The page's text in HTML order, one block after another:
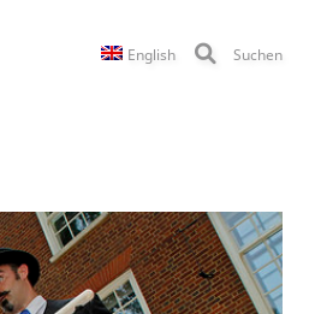
English Suchen